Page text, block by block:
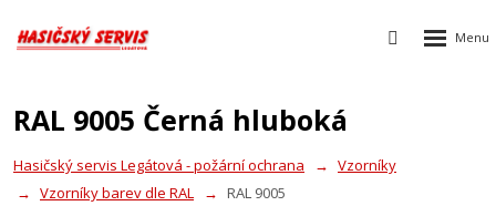
Vyhledávání
Rozbalení
RAL 9005 Černá hluboká
Hasičský servis Legátová - požární ochrana
Vzorníky
Vzorníky barev dle RAL
RAL 9005